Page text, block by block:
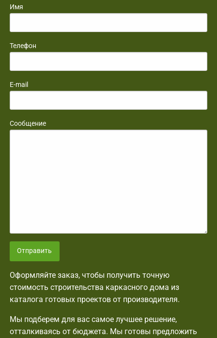
Имя
Телефон
E-mail
Сообщение
Отправить
Оформляйте заказ, чтобы получить точную
стоимость строительства каркасного дома из
каталога готовых проектов от производителя.
Мы подберем для вас самое лучшее решение,
отталкиваясь от бюджета. Мы готовы предложить